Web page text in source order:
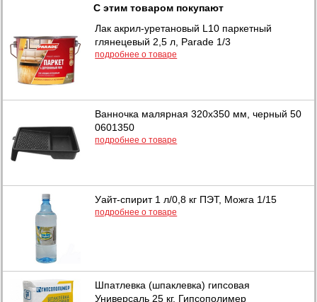
С этим товаром покупают
Лак акрил-уретановый L10 паркетный
глянецевый 2,5 л, Parade 1/3
подробнее о товаре
Ванночка малярная 320х350 мм, черный 50
0601350
подробнее о товаре
Уайт-спирит 1 л/0,8 кг ПЭТ, Можга 1/15
подробнее о товаре
Шпатлевка (шпаклевка) гипсовая
Универсаль 25 кг, Гипсополимер